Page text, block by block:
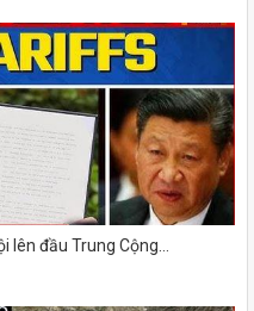
lên đầu Trung Cộng…